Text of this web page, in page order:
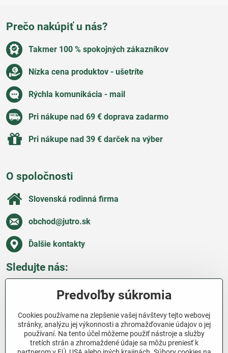
Prečo nakúpiť u nás?
Takmer 100 % spokojných zákazníkov
Nízka cena produktov - ušetríte
Rýchla komunikácia - mail
Pri nákupe nad 69 € doprava zadarmo
Pri nákupe nad 39 € darček na výber
O spoločnosti
Slovenská rodinná firma
obchod​@jutro​.sk
Ďalšie kontakty
Sledujte nás:
Všetko o nákupe
Ďakujeme za podporu
Predvoľby súkromia
Cookies používame na zlepšenie vašej návštevy tejto webovej
stránky, analýzu jej výkonnosti a zhromažďovanie údajov o jej
používaní. Na tento účel môžeme použiť nástroje a služby
tretích strán a zhromaždené údaje sa môžu preniesť k